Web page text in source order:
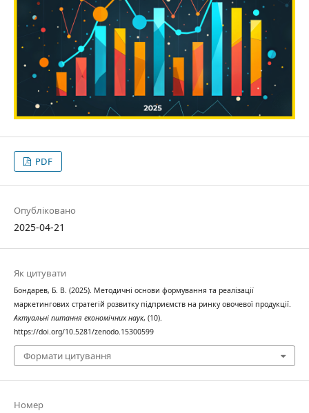
PDF
Опубліковано
2025-04-21
Як цитувати
Бондарев, Б. В. (2025). Методичні основи формування та реалізації
маркетингових стратегій розвитку підприємств на ринку овочевої продукції.
Актуальні питання економічних наук, (10).
https://doi.org/10.5281/zenodo.15300599
Формати цитування
Номер